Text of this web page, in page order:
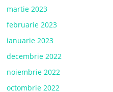
martie 2023
februarie 2023
ianuarie 2023
decembrie 2022
noiembrie 2022
octombrie 2022